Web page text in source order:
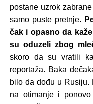
postane uzrok
samo puste pretnje.
čak i opasno da
su oduzeli zbog
skoro da su vratili
reportaža. Baka
bilo da dođu u Rusiju.
na otimanje i